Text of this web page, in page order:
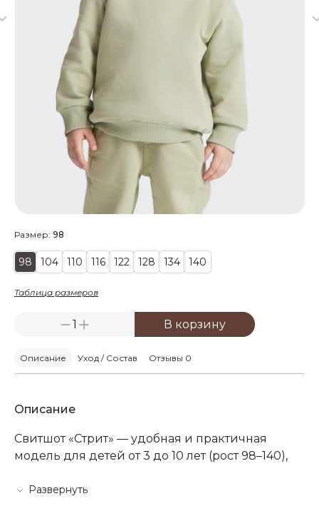
Размер: 98
98 104 110 116 122 128 134 140
Таблица размеров
1 В корзину
Описание Уход / Состав Отзывы 0
Описание
Свитшот «Стрит» — удобная и практичная
модель для детей от 3 до 10 лет (рост 98–140),
активного ритма. Он легко вписывается в
Развернуть